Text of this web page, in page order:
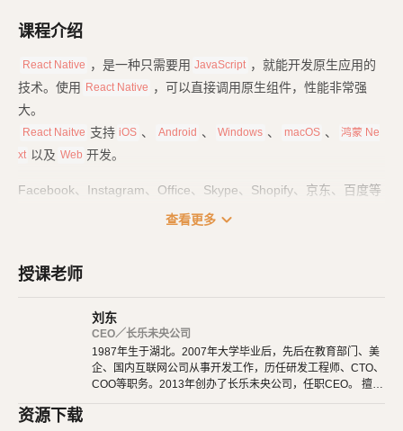
课程介绍
React Native ，是一种只需要用 JavaScript ，就能开发原生应用的
技术。使用
React Native ，可以直接调用原生组件，性能非常强
大。
React Naitve 支持 iOS 、 Android 、 Windows 、 macOS 、
鸿蒙 Ne
xt 以及 Web 开发。
Facebook、Instagram、Office、Skype、Shopify、京东、百度等
大量知名应用，也都使用了 React Native
基础篇：里面是
：项目都是由多个页面组成的，它们之间互相跳转、参数传
递、路由和 TabBar 的配置，都在这里学习。
：打好基础后，就要开始项目实战了。我们从零开始，一点
发布篇：最后，在开发完成后，终于可以发布到应用商店了，让大
查看更多 expand_more
授课老师
刘东
CEO／长乐未央公司
1987年生于湖北。2007年大学毕业后，先后在教育部门、美
企、国内互联网公司从事开发工作，历任研发工程师、CTO、
COO等职务。2013年创办了长乐未央公司，任职CEO。 擅长
资源下载